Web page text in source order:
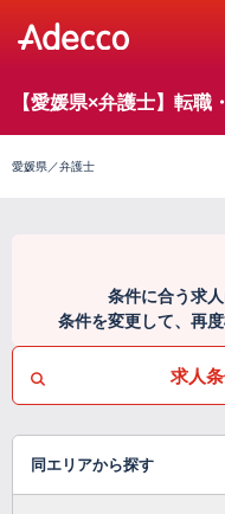
【愛媛県×弁護士】転職
愛媛県／弁護士
条件に合う求
条件を変更して、再
求人
同エリアから探す